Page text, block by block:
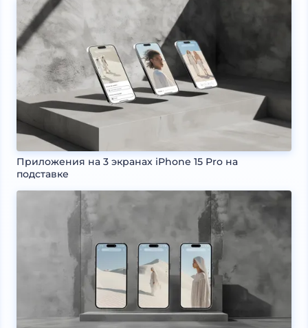
Приложения на 3 экранах iPhone 15 Pro на
подставке